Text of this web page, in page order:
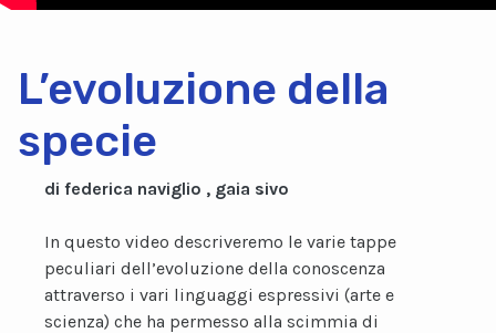
L’evoluzione della
specie
di federica naviglio , gaia sivo
In questo video descriveremo le varie tappe
peculiari dell’evoluzione della conoscenza
attraverso i vari linguaggi espressivi (arte e
scienza) che ha permesso alla scimmia di